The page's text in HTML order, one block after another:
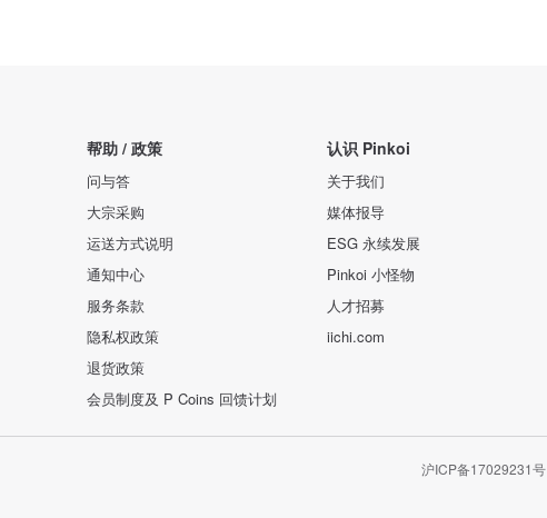
帮助 / 政策
问与答
大宗采购
运送方式说明
通知中心
服务条款
隐私权政策
退货政策
会员制度及 P Coins 回馈计划
认识 Pinkoi
关于我们
媒体报导
ESG 永续发展
Pinkoi 小怪物
人才招募
iichi.com
沪ICP备17029231号